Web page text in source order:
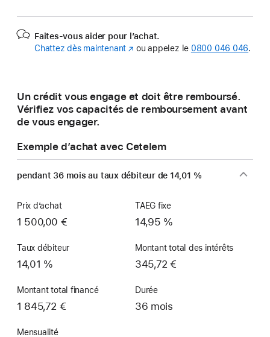
Faites-vous aider pour l’achat.
Chattez dès maintenant (s’ouvre
fenêtre)
ou appelez le 0800 046 046.
Un crédit vous engage et doit être remboursé.
Vérifiez vos capacités de remboursement avant
de vous engager.
Exemple d’achat avec Cetelem
pendant 36 mois au taux débiteur de 14,01 %
Prix d’achat
1 500,00 €
TAEG fixe
14,95 %
Taux débiteur
14,01 %
Montant total des intérêts
345,72 €
Montant total financé
1 845,72 €
Durée
36 mois
Mensualité